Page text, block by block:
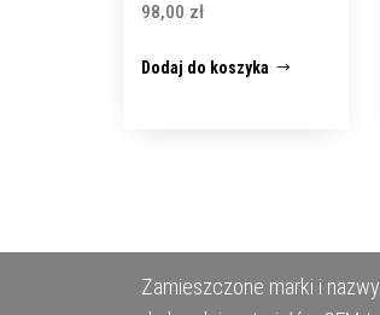
98,00 zł
Dodaj do koszyka
Zamieszczone marki i nazwy